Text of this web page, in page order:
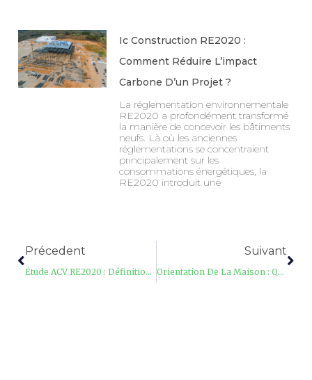
Ic Construction RE2020 :
Comment Réduire L’impact
Carbone D’un Projet ?
La réglementation environnementale
RE2020 a profondément transformé
la manière de concevoir les bâtiments
neufs. Là où les anciennes
réglementations se concentraient
principalement sur les
consommations énergétiques, la
RE2020 introduit une
Précedent
Étude ACV RE2020 : Définition, Fonctionnement Et Obligations
Suivant
Orientation De La Maison : Quel Impact Sur L’étude Thermique ?